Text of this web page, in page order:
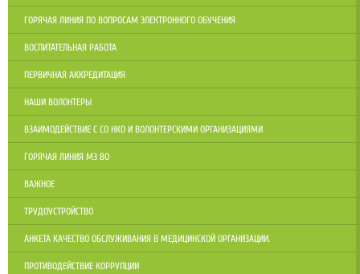
ГОРЯЧАЯ ЛИНИЯ ПО ВОПРОСАМ ЭЛЕКТРОННОГО ОБУЧЕНИЯ
ВОСПИТАТЕЛЬНАЯ РАБОТА
ПЕРВИЧНАЯ АККРЕДИТАЦИЯ
НАШИ ВОЛОНТЕРЫ
ВЗАИМОДЕЙСТВИЕ С СО НКО И ВОЛОНТЕРСКИМИ ОРГАНИЗАЦИЯМИ
ГОРЯЧАЯ ЛИНИЯ МЗ ВО
ВАЖНОЕ
ТРУДОУСТРОЙСТВО
АНКЕТА КАЧЕСТВО ОБСЛУЖИВАНИЯ В МЕДИЦИНСКОЙ ОРГАНИЗАЦИИ.
ПРОТИВОДЕЙСТВИЕ КОРРУПЦИИ